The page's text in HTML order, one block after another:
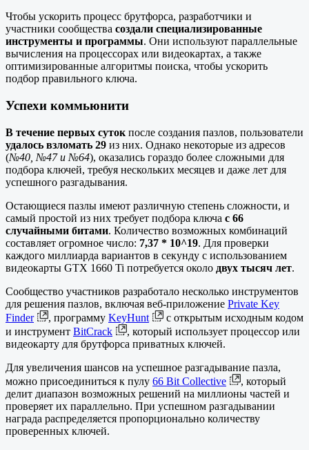
Чтобы ускорить процесс брутфорса, разработчики и
участники сообщества создали специализированные
инструменты и программы. Они используют параллельные
вычисления на процессорах или видеокартах, а также
оптимизированные алгоритмы поиска, чтобы ускорить
подбор правильного ключа.
Успехи коммьюнити
В течение первых суток после создания пазлов, пользователи
удалось взломать 29 из них. Однако некоторые из адресов
(№40, №47 и №64), оказались гораздо более сложными для
подбора ключей, требуя нескольких месяцев и даже лет для
успешного разгадывания.
Остающиеся пазлы имеют различную степень сложности, и
самый простой из них требует подбора ключа с 66
случайными битами. Количество возможных комбинаций
составляет огромное число: 7,37 * 10^19. Для проверки
каждого миллиарда вариантов в секунду с использованием
видеокарты GTX 1660 Ti потребуется около двух тысяч лет.
Сообщество участников разработало несколько инструментов
для решения пазлов, включая веб-приложение Private Key
Finder
, программу KeyHunt
с открытым исходным кодом
и инструмент BitCrack
, который использует процессор или
видеокарту для брутфорса приватных ключей.
Для увеличения шансов на успешное разгадывание пазла,
можно присоединиться к пулу 66 Bit Collective
, который
делит диапазон возможных решений на миллионы частей и
проверяет их параллельно. При успешном разгадывании
награда распределяется пропорционально количеству
проверенных ключей.